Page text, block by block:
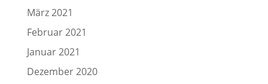
März 2021
Februar 2021
Januar 2021
Dezember 2020